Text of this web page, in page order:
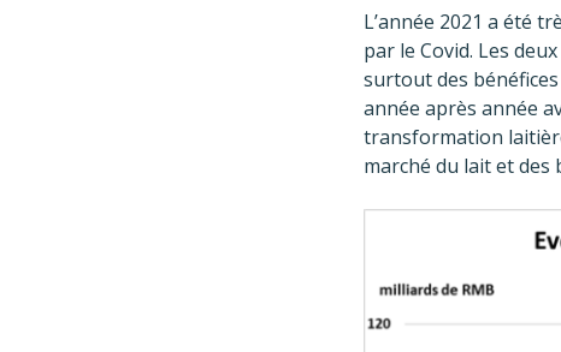
L’année 2021 a été
par le Covid. Les
surtout des
année après année
transformation
marché du lait et des